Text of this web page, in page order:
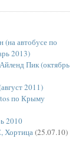
(на автобусе по
2013)
Пик (октябрь
2011)
по Крыму
2010
Хортица (25.07.10)